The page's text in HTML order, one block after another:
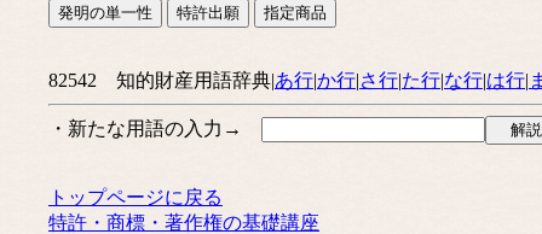
82542 知的財産用語辞典|あ行|か行|さ行|た行|な行|は行|
・新たな用語の入力→
トップページに戻る
特許・商標・著作権の基礎講座